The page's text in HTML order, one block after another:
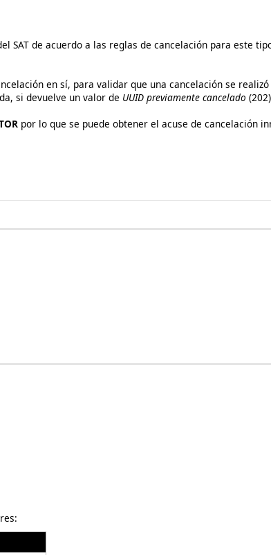
SAT de acuerdo a las reglas de cancelación para este
en sí, para validar que una cancelación se
si devuelve un valor de UUID previamente cancelado
por lo que se puede obtener el acuse de cancelación